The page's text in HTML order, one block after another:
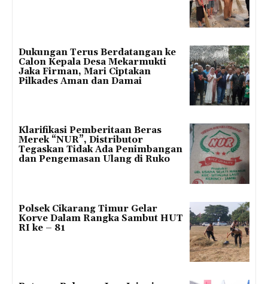
Dukungan Terus Berdatangan ke
Calon Kepala Desa Mekarmukti
Jaka Firman, Mari Ciptakan
Pilkades Aman dan Damai
Klarifikasi Pemberitaan Beras
Merek “NUR”, Distributor
Tegaskan Tidak Ada Penimbangan
dan Pengemasan Ulang di Ruko
Polsek Cikarang Timur Gelar
Korve Dalam Rangka Sambut HUT
RI ke – 81